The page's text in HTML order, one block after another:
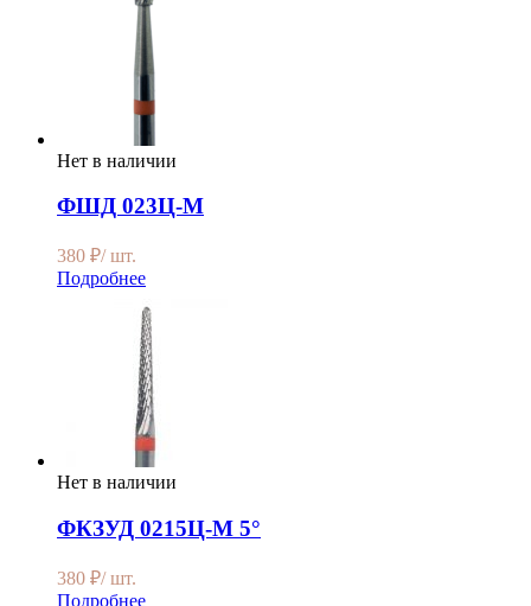
Нет в наличии
ФШД 023Ц-М
380 ₽/ шт.
Подробнее
Нет в наличии
ФКЗУД 0215Ц-М 5°
380 ₽/ шт.
Подробнее